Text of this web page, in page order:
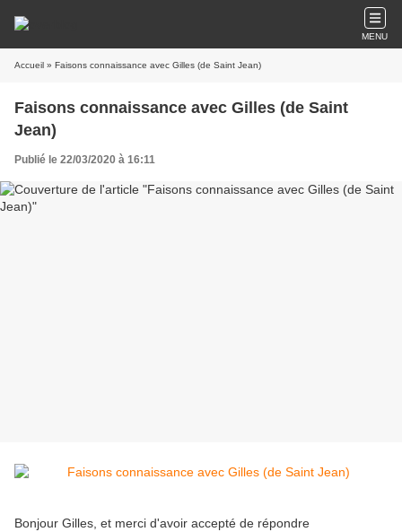
MENU
Accueil » Faisons connaissance avec Gilles (de Saint Jean)
Faisons connaissance avec Gilles (de Saint
Jean)
Publié le 22/03/2020 à 16:11
Bonjour Gilles, et merci d'avoir accepté de répondre